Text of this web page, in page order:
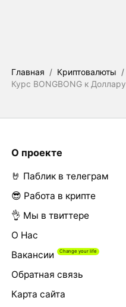
Главная / Криптовалюты /
Курс BONGBONG к Доллару
О проекте
🤘 Паблик в телеграм
😎 Работа в крипте
👌 Мы в твиттере
О Нас
Вакансии
Обратная связь
Карта сайта